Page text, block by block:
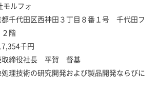
ルフォ
代田区西神田３丁目８番１号 千代田フ
階
千円
締役社長 平賀 督基
理技術の研究開発および製品開発ならびに